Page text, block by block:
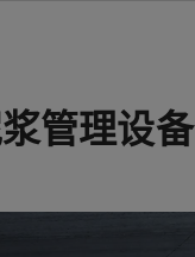
管理设备